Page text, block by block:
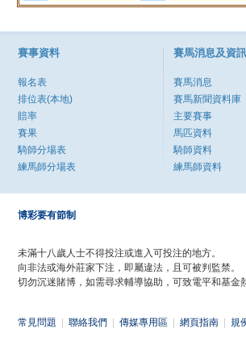
賽事資料
報名表
排位表(本地)
賠率
賽果
騎師分場表
練馬師分場表
賽馬消息及資訊
賽馬消息
賽馬新聞資料庫
主要賽事
馬匹資料
騎師資料
練馬師資料
博彩要有節制
未滿十八歲人士不得投注或進入可投注的地方。
向非法或海外莊家下注，即屬違法，且可被判監禁。
切勿沉迷賭博，如需尋求輔導協助，可致電平和基金
常見問題 聯絡我們 傳媒專用區 網頁指南 規